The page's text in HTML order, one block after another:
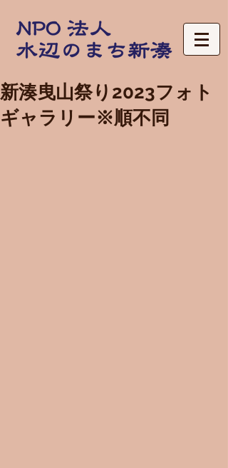
新湊曳山祭り2023フォト
ギャラリー※順不同